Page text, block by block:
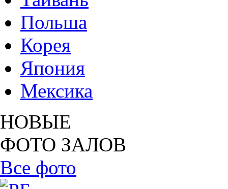
Польша
Корея
Япония
Мексика
НОВЫЕ
ФОТО ЗАЛОВ
Все фото